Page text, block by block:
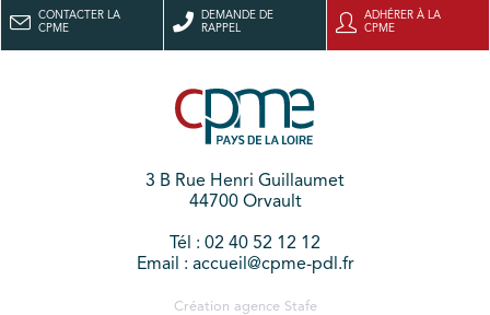
CONTACTER LA
CPME
DEMANDE DE
RAPPEL
ADHÉRER À LA
CPME
3 B Rue Henri Guillaumet
44700 Orvault
Tél : 02 40 52 12 12
Email : accueil@cpme-pdl.fr
Création agence Stafe